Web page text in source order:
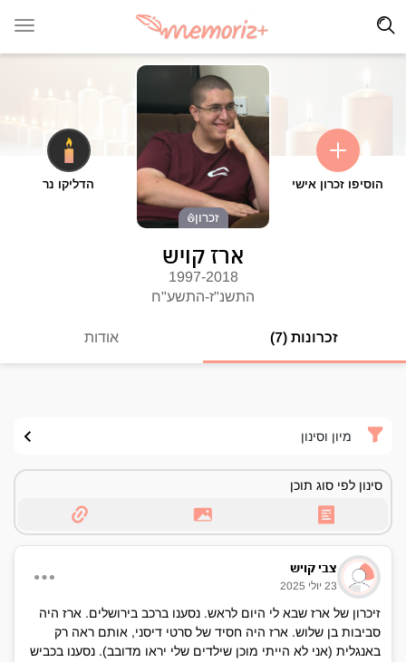
הוסיפו זכרון אישי
זכרון
הדליקו נר
ארז קויש
1997-2018
התשנ"ז-התשע"ח
זכרונות (7) אודות
מיון וסינון
סינון לפי סוג תוכן
צבי קויש
23 יולי 2025
זיכרון של ארז שבא לי היום לראש. נסענו ברכב בירושלים. ארז היה
סביבות בן שלוש. ארז היה חסיד של סרטי דיסני, אותם ראה רק
באנגלית (אני לא הייתי מוכן שילדים שלי יראו מדובב). נסענו בכביש